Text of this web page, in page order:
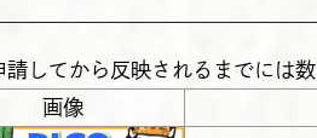
してから反映されるまでには数
画像